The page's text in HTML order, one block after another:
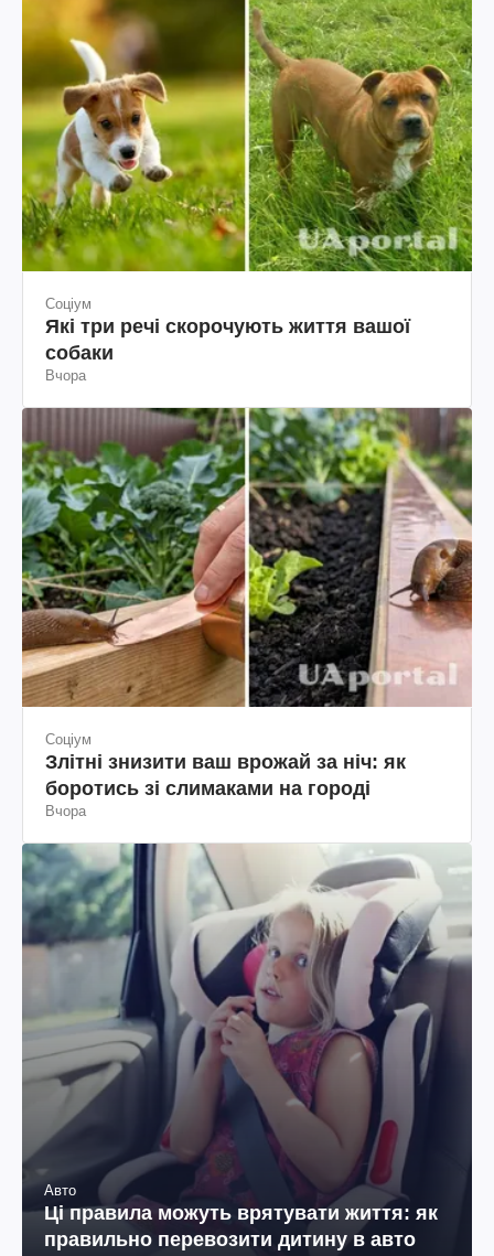
Соціум
Які три речі скорочують життя вашої
собаки
Вчора
Соціум
Злітні знизити ваш врожай за ніч: як
боротись зі слимаками на городі
Вчора
Авто
Ці правила можуть врятувати життя: як
правильно перевозити дитину в авто